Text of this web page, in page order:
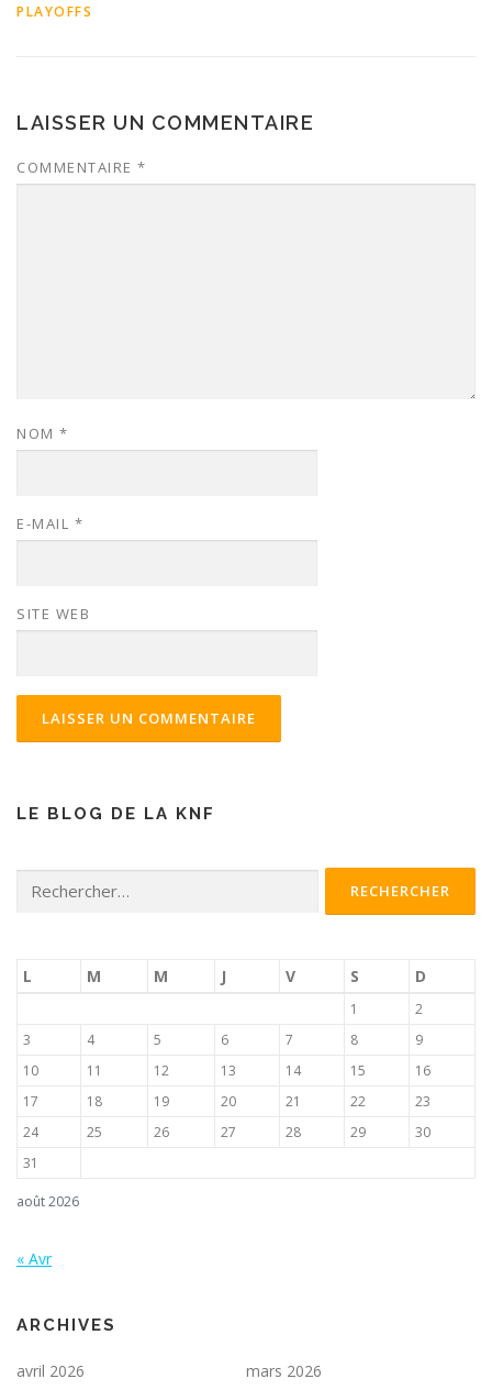
PLAYOFFS
LAISSER UN COMMENTAIRE
COMMENTAIRE *
NOM *
E-MAIL *
SITE WEB
LE BLOG DE LA KNF
août 2026
L M M J V S D
1
2
3
4 5 6 7 8
9
10
11 12 13 14 15
16
17
18 19 20 21 22
23
24
25 26 27 28 29
30
31
« Avr
ARCHIVES
avril 2026 mars 2026